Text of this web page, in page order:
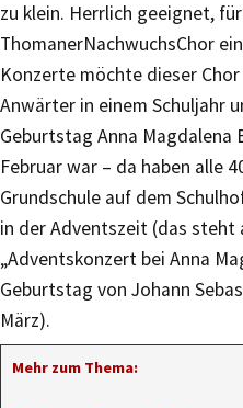
zu klein. Herrlich geeignet,
ThomanerNachwuchsChor
Konzerte möchte dieser
Anwärter in einem Schuljahr
Geburtstag Anna Magdalena
Februar war – da haben alle
Grundschule auf dem
in der Adventszeit (das steht
„Adventskonzert bei Anna
Geburtstag von Johann
März).
Mehr zum Thema: